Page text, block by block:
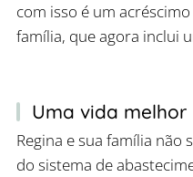
com isso é um
família, que agora inclui
Uma vida melhor
Regina e sua família não
do sistema de